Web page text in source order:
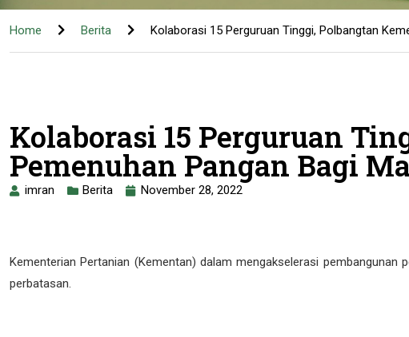
Home Berita Kolaborasi 15 Perguruan Tinggi, Polbangtan
Kolaborasi 15 Perguruan
Pemenuhan Pangan Bagi
imran Berita November 28, 2022
Kementerian Pertanian (Kementan) dalam mengakselerasi
perbatasan.